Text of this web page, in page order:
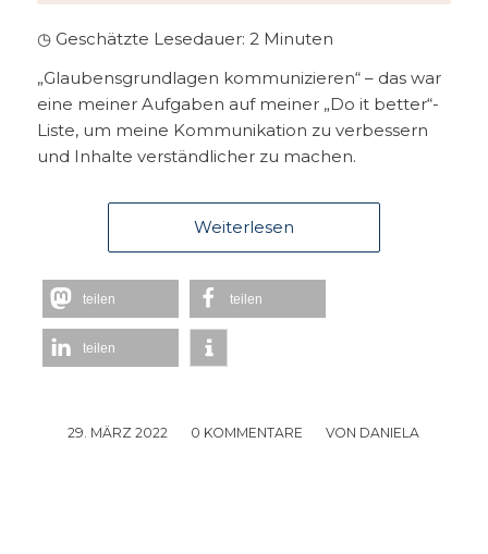
◷ Geschätzte Lesedauer: 2 Minuten
„Glaubensgrundlagen kommunizieren“ – das war
eine meiner Aufgaben auf meiner „Do it better“-
Liste, um meine Kommunikation zu verbessern
und Inhalte verständlicher zu machen.
Weiterlesen
teilen teilen
teilen
29. MÄRZ 2022
/ 0 KOMMENTARE
/ VON DANIELA